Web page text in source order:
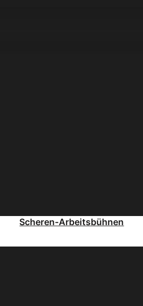
Scheren-Arbeitsbühnen